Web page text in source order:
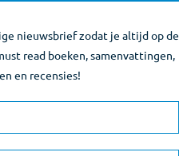
nieuwsbrief zodat je altijd op de
read boeken, samenvattingen,
en recensies!